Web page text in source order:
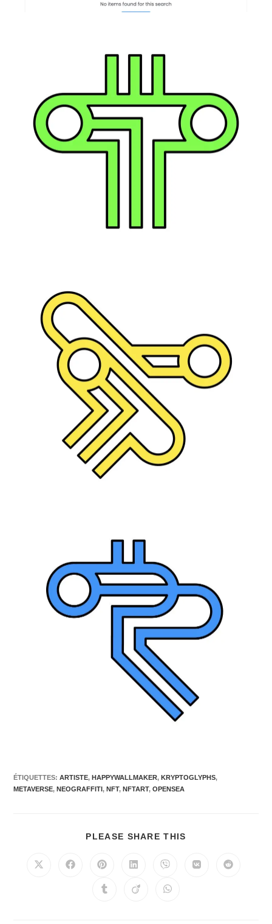
ÉTIQUETTES:ARTISTE, HAPPYWALLMAKER, KRYPTOGLYPHS,
METAVERSE, NEOGRAFFITI, NFT, NFTART, OPENSEA
PLEASE SHARE THIS